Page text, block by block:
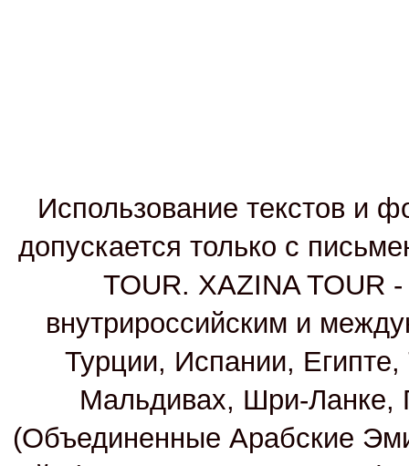
Использование текстов и
допускается только с
TOUR. XAZINA TOUR -
внутрироссийским и
Турции, Испании,
Мальдивах, Шри-Ланке,
(Объединенные Арабские